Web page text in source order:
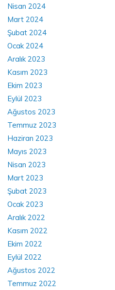
Nisan 2024
Mart 2024
Şubat 2024
Ocak 2024
Aralık 2023
Kasım 2023
Ekim 2023
Eylül 2023
Ağustos 2023
Temmuz 2023
Haziran 2023
Mayıs 2023
Nisan 2023
Mart 2023
Şubat 2023
Ocak 2023
Aralık 2022
Kasım 2022
Ekim 2022
Eylül 2022
Ağustos 2022
Temmuz 2022